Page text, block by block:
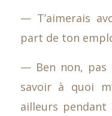
— T’aimerais
part de ton
— Ben non, pas
savoir à quoi
ailleurs pendant